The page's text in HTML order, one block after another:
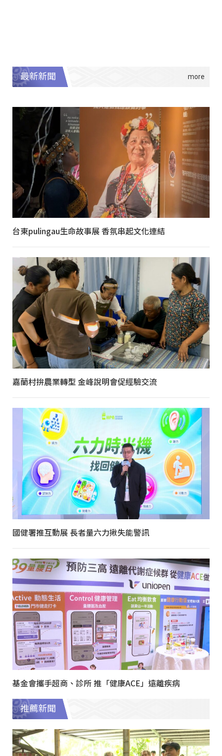
最新新聞
台東pulingau生命故事展 香氛串起文化連結
嘉蘭村拚農業轉型 金峰說明會促經驗交流
國健署推互動展 長者量六力揪失能警訊
基金會攜手超商、診所 推「健康ACE」遠離疾病
推薦新聞